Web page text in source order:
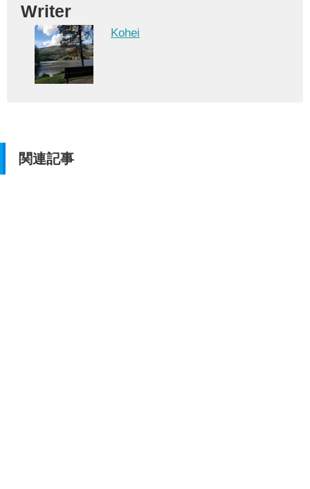
Writer
Kohei
関連記事